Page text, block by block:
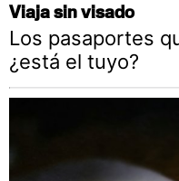
Viaja sin visado
Los pasaportes
¿está el tuyo?